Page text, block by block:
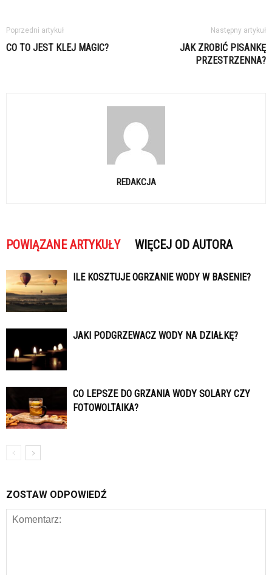
Poprzedni artykuł
CO TO JEST KLEJ MAGIC?
Następny artykuł
JAK ZROBIĆ PISANKĘ
PRZESTRZENNA?
REDAKCJA
POWIĄZANE ARTYKUŁY WIĘCEJ OD AUTORA
ILE KOSZTUJE OGRZANIE WODY W BASENIE?
JAKI PODGRZEWACZ WODY NA DZIAŁKĘ?
CO LEPSZE DO GRZANIA WODY SOLARY CZY
FOTOWOLTAIKA?
ZOSTAW ODPOWIEDŹ